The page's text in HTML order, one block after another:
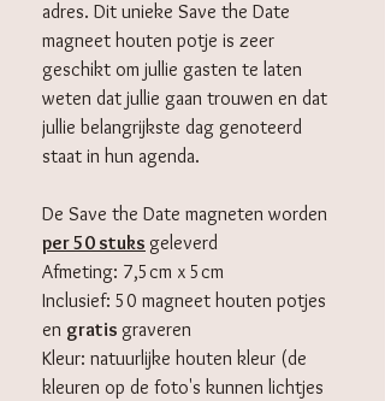
adres. Dit unieke Save the Date
magneet houten potje is zeer
geschikt om jullie gasten te laten
weten dat jullie gaan trouwen en dat
jullie belangrijkste dag genoteerd
staat in hun agenda.
De Save the Date magneten worden
per 50 stuks geleverd
Afmeting: 7,5cm x 5cm
Inclusief: 50 magneet houten potjes
en gratis graveren
Kleur: natuurlijke houten kleur (de
kleuren op de foto's kunnen lichtjes